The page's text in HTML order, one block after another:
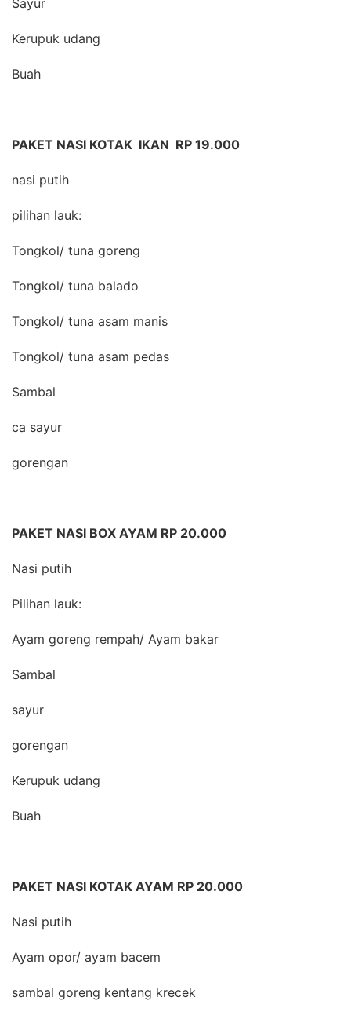
Sayur
Kerupuk udang
Buah
PAKET NASI KOTAK IKAN RP 19.000
nasi putih
pilihan lauk:
Tongkol/ tuna goreng
Tongkol/ tuna balado
Tongkol/ tuna asam manis
Tongkol/ tuna asam pedas
Sambal
ca sayur
gorengan
PAKET NASI BOX AYAM RP 20.000
Nasi putih
Pilihan lauk:
Ayam goreng rempah/ Ayam bakar
Sambal
sayur
gorengan
Kerupuk udang
Buah
PAKET NASI KOTAK AYAM RP 20.000
Nasi putih
Ayam opor/ ayam bacem
sambal goreng kentang krecek